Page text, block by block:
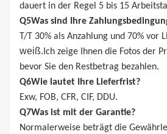
dauert in der Regel 5 bis 15
Q5Was sind Ihre
T/T 30% als Anzahlung und 70% vor
weiß. Ich zeige Ihnen die Fotos der
bevor Sie den Restbetrag bezahlen.
Q6Wie lautet Ihre Lieferfrist?
Exw, FOB, CFR, CIF, DDU.
Q7Was ist mit der Garantie?
Normalerweise beträgt die